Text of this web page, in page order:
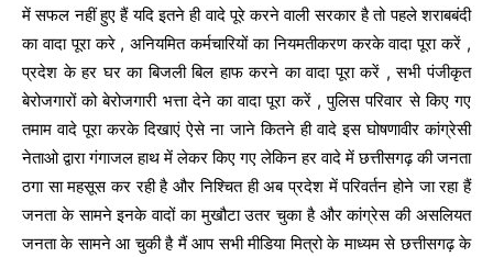
में सफल नहीं हुए हैं यदि इतने ही वादे पूरे करने वाली सरकार है तो पहले शराबबंदी
का वादा पूरा करे , अनियमित कर्मचारियों का नियमतीकरण करके वादा पूरा करें ,
प्रदेश के हर घर का बिजली बिल हाफ करने का वादा पूरा करें , सभी पंजीकृत
बेरोजगारों को बेरोजगारी भत्ता देने का वादा पूरा करें , पुलिस परिवार से किए गए
तमाम वादे पूरा करके दिखाएं ऐसे ना जाने कितने ही वादे इस घोषणावीर कांग्रेसी
नेताओ द्वारा गंगाजल हाथ में लेकर किए गए लेकिन हर वादे में छत्तीसगढ़ की जनता
ठगा सा महसूस कर रही है और निश्चित ही अब प्रदेश में परिवर्तन होने जा रहा हैं
जनता के सामने इनके वादों का मुखौटा उतर चुका है और कांग्रेस की असलियत
जनता के सामने आ चुकी है मैं आप सभी मीडिया मित्रो के माध्यम से छत्तीसगढ़ के